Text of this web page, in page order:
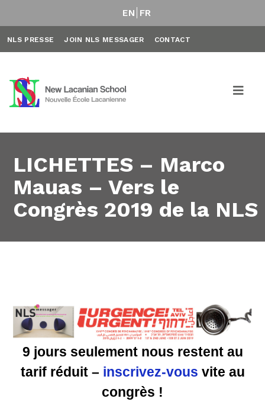
EN FR
NLS PRESSE JOIN NLS MESSAGER CONTACT
LICHETTES – Marco
Mauas – Vers le
Congrès 2019 de la NLS
9 jours seulement nous restent au
tarif réduit – inscrivez-vous vite au
congrès !